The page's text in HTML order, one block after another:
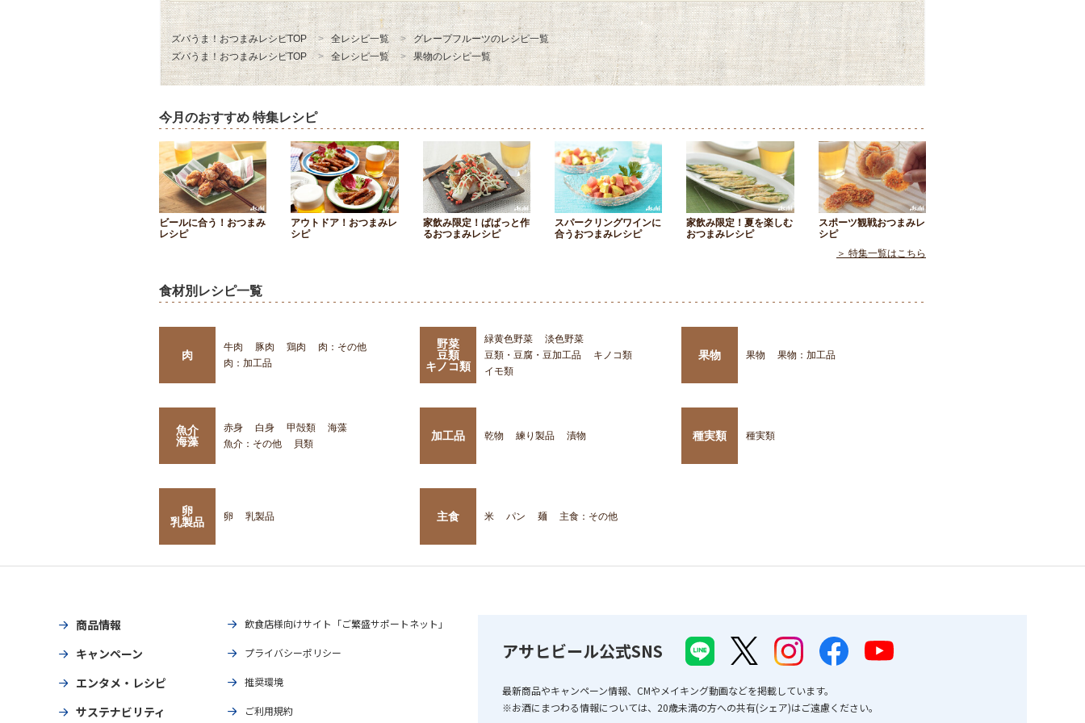
ズバうま！おつまみレシピTOP 全レシピ一覧
グレープフルーツのレシピ一覧
ズバうま！おつまみレシピTOP
全レシピ一覧 果物のレシピ一覧
今月のおすすめ 特集レシピ
ビールに合う！おつまみ
レシピ
アウトドア！おつまみレ
シピ
家飲み限定！ぱぱっと作
るおつまみレシピ
スパークリングワインに
合うおつまみレシピ
家飲み限定！夏を楽しむ
おつまみレシピ
スポーツ観戦おつまみレ
シピ
＞ 特集一覧はこちら
食材別レシピ一覧
肉
牛肉 豚肉 鶏肉
肉：その他
肉：加工品
野菜
豆類
キノコ類
緑黄色野菜
淡色野菜
豆類・豆腐・豆加工品
キノコ類
イモ類
果物 果物 果物：加工品
魚介
海藻
赤身 白身 甲殻類
海藻
魚介：その他
貝類
加工品 乾物 練り製品 漬物 種実類 種実類
卵
乳製品
卵 乳製品 主食 米 パン 麺 主食：その他
商品情報
キャンペーン
エンタメ・レシピ
サステナビリティ
飲食店様向けサイト「ご繁盛サポートネット」
プライバシーポリシー
推奨環境
ご利用規約
アサヒビール公式SNS
最新商品やキャンペーン情報、CMやメイキング動画などを掲載しています。
※お酒にまつわる情報については、20歳未満の方への共有(シェア)はご遠慮ください。